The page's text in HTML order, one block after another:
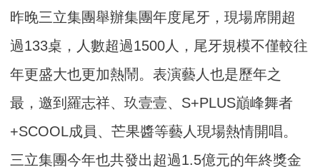
昨晚三立集團舉辦集團年度尾牙，現場席開超
過133桌，人數超過1500人，尾牙規模不僅較往
年更盛大也更加熱鬧。表演藝人也是歷年之
最，邀到羅志祥、玖壹壹、S+PLUS巔峰舞者
+SCOOL成員、芒果醬等藝人現場熱情開唱。
三立集團今年也共發出超過1.5億元的年終獎金